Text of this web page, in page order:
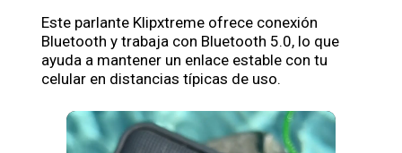
Este parlante Klipxtreme ofrece conexión
Bluetooth y trabaja con Bluetooth 5.0, lo que
ayuda a mantener un enlace estable con tu
celular en distancias típicas de uso.